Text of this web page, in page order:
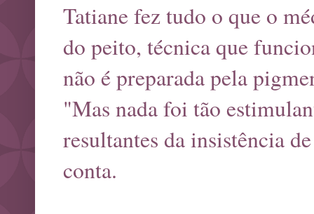
Tatiane fez tudo o que o
do peito, técnica que
não é preparada pela
"Mas nada foi tão
resultantes da insistência
conta.